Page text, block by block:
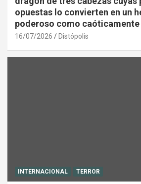
opuestas lo convierten en un
poderoso como
16/07/2026 Distópolis
INTERNACIONAL TERROR